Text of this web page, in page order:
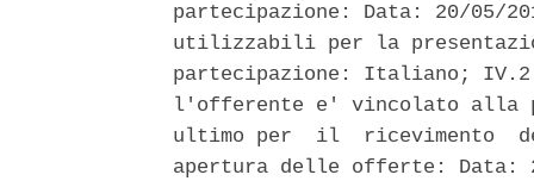
partecipazione: Data: 20/05/
utilizzabili per la
partecipazione: Italiano;
l'offerente e' vincolato alla
ultimo per  il  ricevimento
apertura delle offerte: Data: